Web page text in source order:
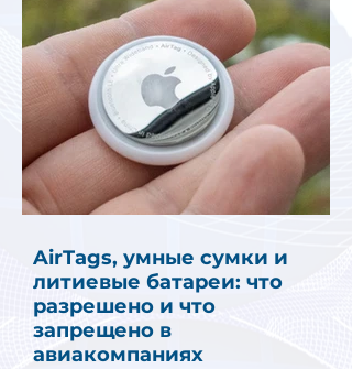
AirTags, умные сумки и
литиевые батареи: что
разрешено и что
запрещено в
авиакомпаниях